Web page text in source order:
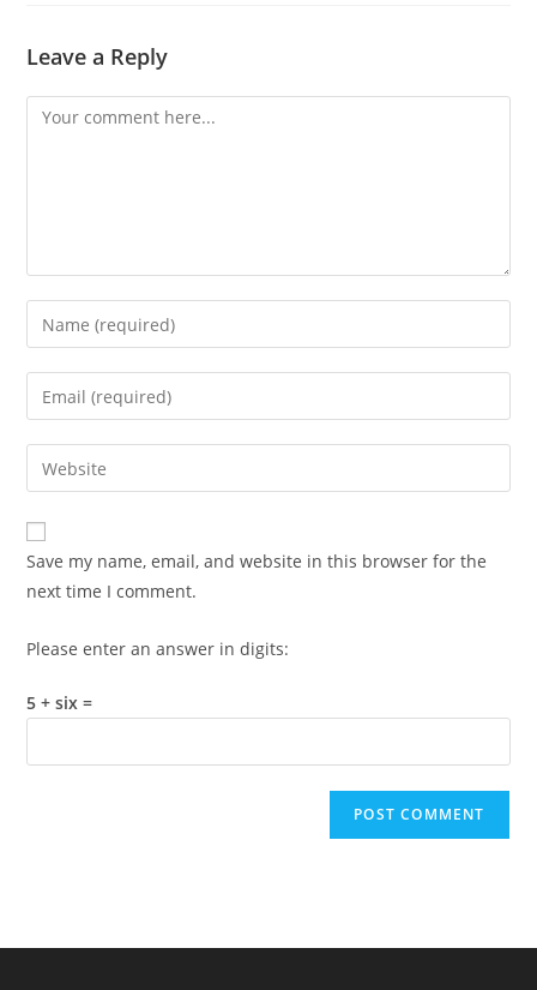
Leave a Reply
Comment
Enter
your
name
comment
Enter
your
email
address
comment
Enter
your
website
URL
(optional)
Save my name, email, and website in this browser for the
next time I comment.
Please enter an answer in digits:
5 + six =